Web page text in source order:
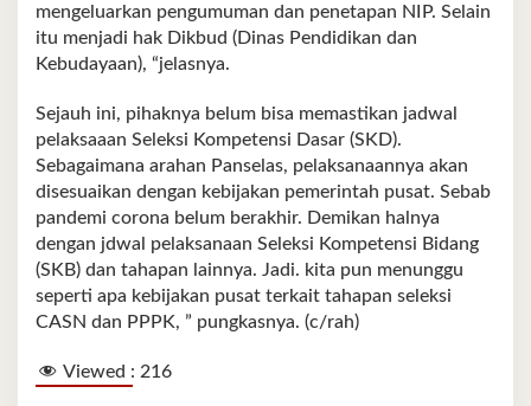
mengeluarkan pengumuman dan penetapan NIP. Selain
itu menjadi hak Dikbud (Dinas Pendidikan dan
Kebudayaan), “jelasnya.
Sejauh ini, pihaknya belum bisa memastikan jadwal
pelaksaaan Seleksi Kompetensi Dasar (SKD).
Sebagaimana arahan Panselas, pelaksanaannya akan
disesuaikan dengan kebijakan pemerintah pusat. Sebab
pandemi corona belum berakhir. Demikan halnya
dengan jdwal pelaksanaan Seleksi Kompetensi Bidang
(SKB) dan tahapan lainnya. Jadi. kita pun menunggu
seperti apa kebijakan pusat terkait tahapan seleksi
CASN dan PPPK, ” pungkasnya. (c/rah)
Viewed : 216